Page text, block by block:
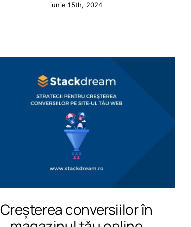
iunie 15th, 2024
Creșterea conversiilor în